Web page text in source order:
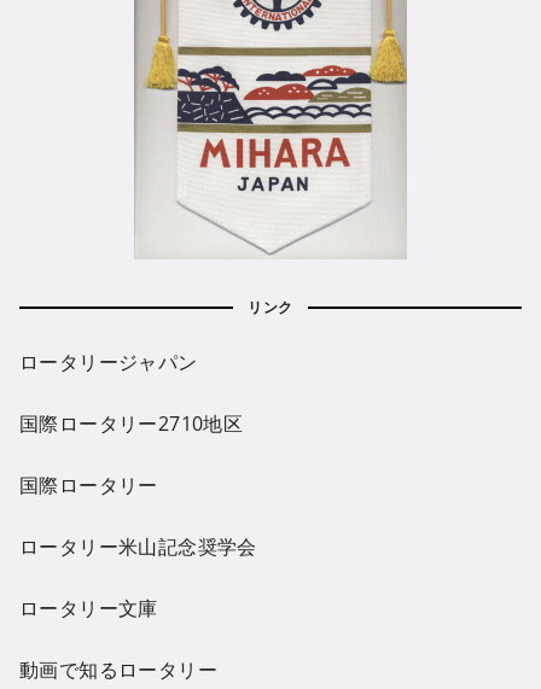
リンク
ロータリージャパン
国際ロータリー2710地区
国際ロータリー
ロータリー米山記念奨学会
ロータリー文庫
動画で知るロータリー